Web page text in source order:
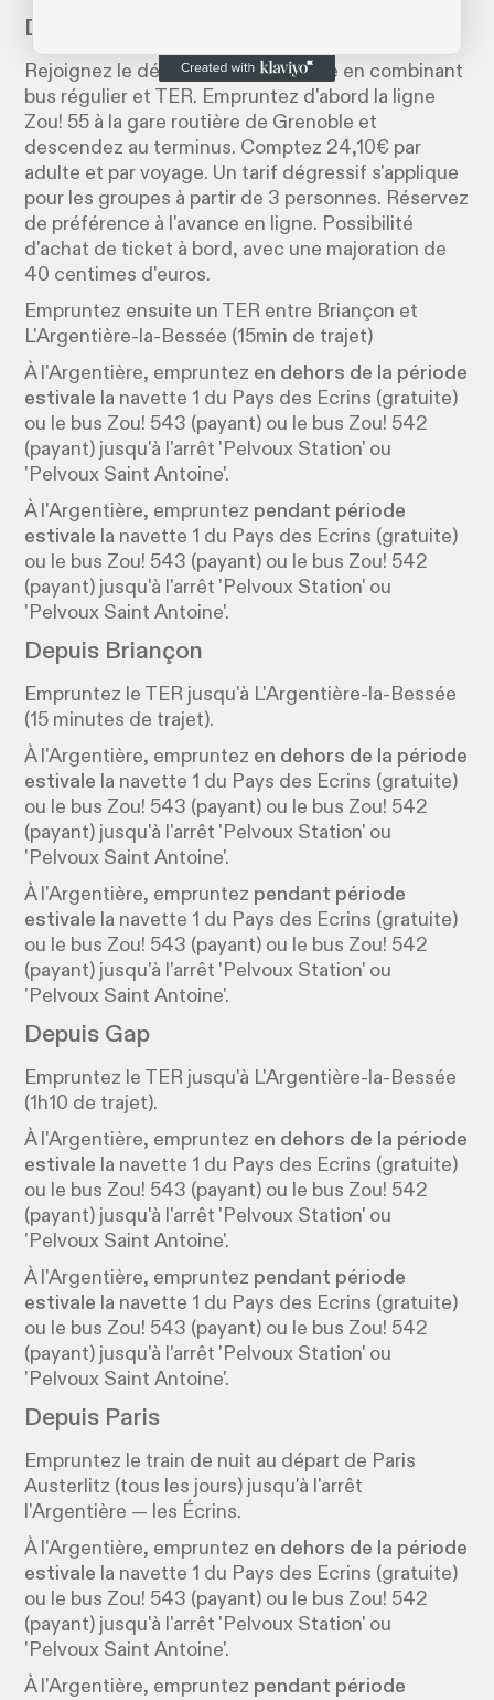
Depuis Grenoble
Rejoignez le départ de cet itinéraire en combinant
bus régulier et TER. Empruntez d'abord la ligne
Zou! 55 à la gare routière de Grenoble et
descendez au terminus. Comptez 24,10€ par
adulte et par voyage. Un tarif dégressif s'applique
pour les groupes à partir de 3 personnes. Réservez
de préférence à l'avance en ligne. Possibilité
d'achat de ticket à bord, avec une majoration de
40 centimes d'euros.
Empruntez ensuite un TER entre Briançon et
L'Argentière-la-Bessée (15min de trajet)
À l'Argentière, empruntez en dehors de la période
estivale la navette 1 du Pays des Ecrins (gratuite)
ou le bus Zou! 543 (payant) ou le bus Zou! 542
(payant) jusqu'à l'arrêt 'Pelvoux Station' ou
'Pelvoux Saint Antoine'.
À l'Argentière, empruntez pendant période
estivale la navette 1 du Pays des Ecrins (gratuite)
ou le bus Zou! 543 (payant) ou le bus Zou! 542
(payant) jusqu'à l'arrêt 'Pelvoux Station' ou
'Pelvoux Saint Antoine'.
Depuis Briançon
Empruntez le TER jusqu'à L'Argentière-la-Bessée
(15 minutes de trajet).
À l'Argentière, empruntez en dehors de la période
estivale la navette 1 du Pays des Ecrins (gratuite)
ou le bus Zou! 543 (payant) ou le bus Zou! 542
(payant) jusqu'à l'arrêt 'Pelvoux Station' ou
'Pelvoux Saint Antoine'.
À l'Argentière, empruntez pendant période
estivale la navette 1 du Pays des Ecrins (gratuite)
ou le bus Zou! 543 (payant) ou le bus Zou! 542
(payant) jusqu'à l'arrêt 'Pelvoux Station' ou
'Pelvoux Saint Antoine'.
Depuis Gap
Empruntez le TER jusqu'à L'Argentière-la-Bessée
(1h10 de trajet).
À l'Argentière, empruntez en dehors de la période
estivale la navette 1 du Pays des Ecrins (gratuite)
ou le bus Zou! 543 (payant) ou le bus Zou! 542
(payant) jusqu'à l'arrêt 'Pelvoux Station' ou
'Pelvoux Saint Antoine'.
À l'Argentière, empruntez pendant période
estivale la navette 1 du Pays des Ecrins (gratuite)
ou le bus Zou! 543 (payant) ou le bus Zou! 542
(payant) jusqu'à l'arrêt 'Pelvoux Station' ou
'Pelvoux Saint Antoine'.
Depuis Paris
Empruntez le train de nuit au départ de Paris
Austerlitz (tous les jours) jusqu'à l'arrêt
l'Argentière — les Écrins.
À l'Argentière, empruntez en dehors de la période
estivale la navette 1 du Pays des Ecrins (gratuite)
ou le bus Zou! 543 (payant) ou le bus Zou! 542
(payant) jusqu'à l'arrêt 'Pelvoux Station' ou
'Pelvoux Saint Antoine'.
À l'Argentière, empruntez pendant période